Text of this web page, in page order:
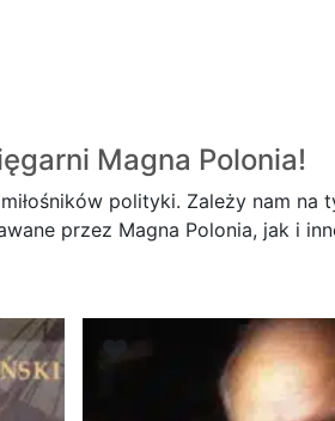
Magna Polonia!
polityki. Zależy nam na
przez Magna Polonia, jak i